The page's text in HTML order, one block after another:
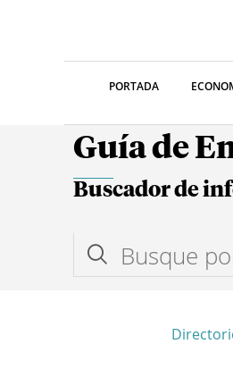
PORTADA
Guía de
Buscador de